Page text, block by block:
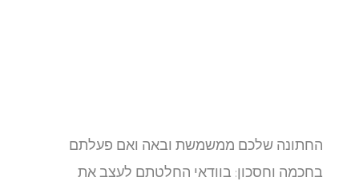
החתונה שלכם ממשמשת ובאה ואם פעלתם
בחכמה וחסכון: בוודאי החלטתם לעצב את